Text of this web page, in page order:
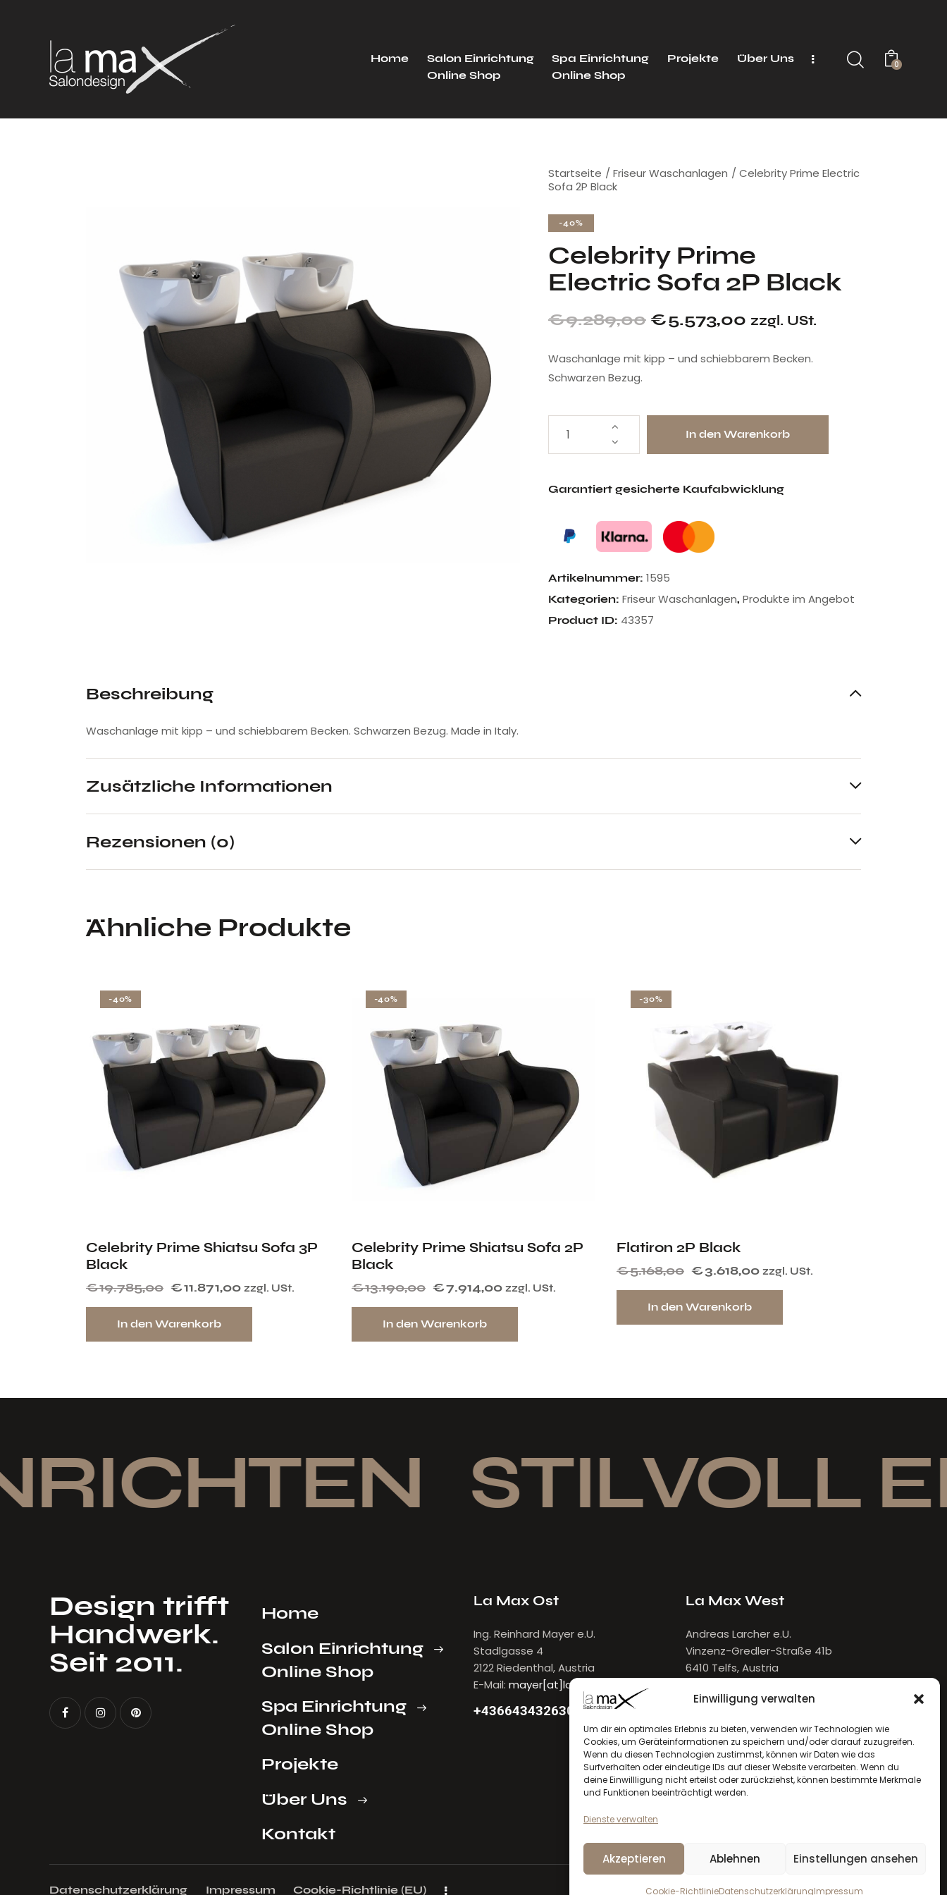
Einwilligung verwalten
Um dir ein optimales Erlebnis zu bieten, verwenden wir Technologien wie
Cookies, um Geräteinformationen zu speichern und/oder darauf zuzugreifen.
Wenn du diesen Technologien zustimmst, können wir Daten wie das
Surfverhalten oder eindeutige IDs auf dieser Website verarbeiten. Wenn du
deine Einwillligung nicht erteilst oder zurückziehst, können bestimmte Merkmale
und Funktionen beeinträchtigt werden.
Dienste verwalten
Akzeptieren Ablehnen Einstellungen ansehen
Cookie-RichtlinieDatenschutzerklärungImpressum
Home
Salon Einrichtung
Online Shop
Spa Einrichtung
Online Shop
Projekte Über Uns 0
Startseite Friseur Waschanlagen
Celebrity Prime Electric
Sofa 2P Black
-40%
Celebrity Prime
Electric Sofa 2P Black
€9.289,00 €5.573,00 zzgl. USt.
Waschanlage mit kipp – und schiebbarem Becken.
Schwarzen Bezug.
In den Warenkorb
Garantiert gesicherte Kaufabwicklung
Artikelnummer: 1595
Kategorien: Friseur Waschanlagen, Produkte im Angebot
Product ID: 43357
Beschreibung
Waschanlage mit kipp – und schiebbarem Becken. Schwarzen Bezug. Made in Italy.
Zusätzliche Informationen
Rezensionen (0)
Ähnliche Produkte
-40%
Celebrity Prime Shiatsu Sofa 3P
Black
€19.785,00 €11.871,00 zzgl. USt.
In den Warenkorb
-40%
Celebrity Prime Shiatsu Sofa 2P
Black
€13.190,00 €7.914,00 zzgl. USt.
In den Warenkorb
-30%
Flatiron 2P Black
€5.168,00 €3.618,00 zzgl. USt.
In den Warenkorb
STILVOLL
Design trifft
Handwerk.
Seit 2011.
Home
Salon Einrichtung
Online Shop
Spa Einrichtung
Online Shop
Projekte
Über Uns
Kontakt
La Max Ost
Ing. Reinhard Mayer e.U.
Stadlgasse 4
2122 Riedenthal, Austria
E-Mail: mayer[at]lamax.at
+436643432630
La Max West
Andreas Larcher e.U.
Vinzenz-Gredler-Straße 41b
6410 Telfs, Austria
+436643432632
Datenschutzerklärung Impressum Cookie-Richtlinie (EU) la max© 2026. Alle Rechte vorbehalten